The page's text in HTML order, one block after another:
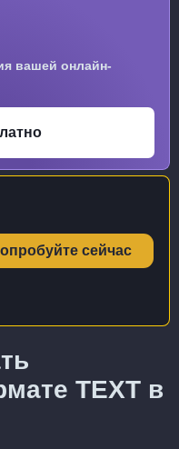
вашей онлайн-
сейчас
TEXT в